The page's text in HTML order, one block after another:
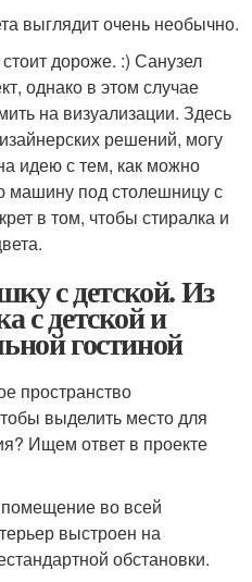
выглядит очень необычно.
дороже. :) Санузел
однако в этом случае
на визуализации. Здесь
решений, могу
идею с тем, как можно
машину под столешницу с
в том, чтобы стиралка и
с детской. Из
с детской и
гостиной
пространство
выделить место для
Ищем ответ в проекте
во всей
выстроен на
обстановки.